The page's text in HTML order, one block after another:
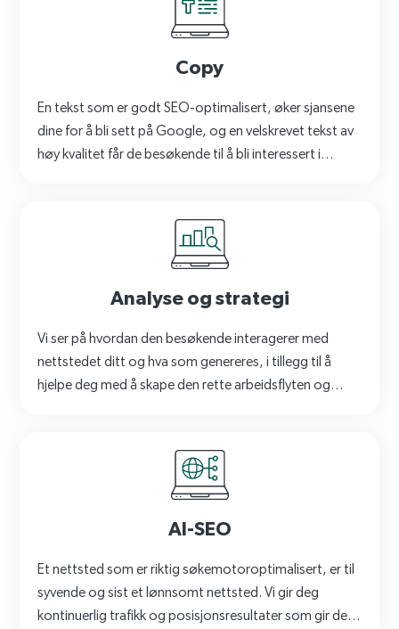
Copy
En tekst som er godt SEO-optimalisert, øker sjansene
dine for å bli sett på Google, og en velskrevet tekst av
høy kvalitet får de besøkende til å bli interessert i
Analyse og strategi
Vi ser på hvordan den besøkende interagerer med
nettstedet ditt og hva som genereres, i tillegg til å
hjelpe deg med å skape den rette arbeidsflyten og
AI-SEO
Et nettsted som er riktig søkemotoroptimalisert, er til
syvende og sist et lønnsomt nettsted. Vi gir deg
kontinuerlig trafikk og posisjonsresultater som gir deg